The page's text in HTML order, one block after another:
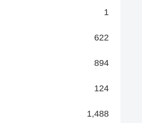
1
622
894
124
1,488